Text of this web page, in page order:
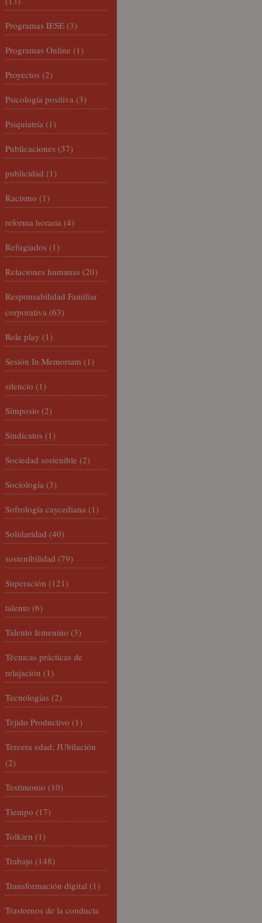
Programas IESE (3)
Programas Online (1)
Proyectos (2)
Psicología positiva (3)
Psiquiatría (1)
Publicaciones (37)
publicidad (1)
Racismo (1)
reforma horaria (4)
Refugiados (1)
Relaciones humanas (20)
Responsabilidad Familiar
corporativa (63)
Role play (1)
Sesión In Memoriam (1)
silencio (1)
Simposio (2)
Sindicatos (1)
Sociedad sostenible (2)
Sociología (3)
Sofrología caycediana (1)
Solidaridad (40)
sostenibilidad (79)
Superación (121)
talento (6)
Talento femenino (3)
Técnicas prácticas de
relajación (1)
Tecnologías (2)
Tejido Productivo (1)
Tercera edad; JUbilación
(2)
Testimonio (10)
Tiempo (17)
Tolkien (1)
Trabajo (148)
Transformación digital (1)
Trastornos de la conducta